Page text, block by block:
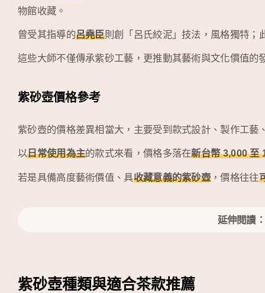
物館收藏。
曾受其指導的呂堯臣則創「呂氏絞泥」技法，風格獨特；
這些大師不僅傳承紫砂工藝，更推動其藝術與文化價值的
紫砂壺價格參考
紫砂壺的價格差異相當大，主要受到款式設計、製作工
以日常使用為主的款式來看，價格多落在新台幣 3,000 至
若是具備高度藝術價值、具收藏意義的紫砂壺 ，價格往往
延伸閱讀
紫砂壺種類與適合茶款推薦